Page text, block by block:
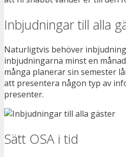
Inbjudningar till alla
Naturligtvis behöver
inbjudningarna minst en
många planerar sin semester
att presentera någon typ av
presenter.
Sätt OSA i tid